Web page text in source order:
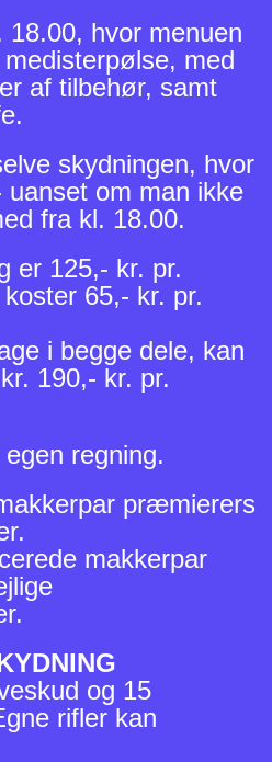
hvor menuen
med
af tilbehør, samt
skydningen, hvor
uanset om man ikke
fra kl. 18.00.
er 125,- kr. pr.
65,- kr. pr.
i begge dele, kan
190,- kr. pr.
regning.
præmierers
makkerpar
og 15
rifler kan